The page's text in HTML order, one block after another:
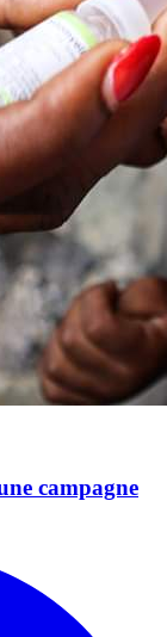
campagne